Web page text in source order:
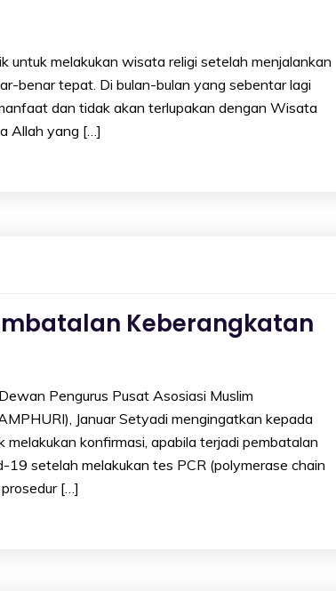
melakukan wisata religi setelah menjalankan
benar tepat. Di bulan-bulan yang sebentar lagi
dan tidak akan terlupakan dengan Wisata
Allah yang […]
Keberangkatan
Pengurus Pusat Asosiasi Muslim
Januar Setyadi mengingatkan kepada
konfirmasi, apabila terjadi pembatalan
setelah melakukan tes PCR (polymerase chain
[…]